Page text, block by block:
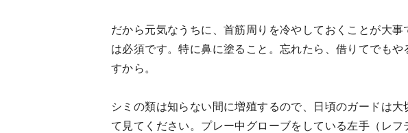
だから元気なうちに、首筋周りを冷やしておくことが大
は必須です。特に鼻に塗ること。忘れたら、借りてでも
すから。
シミの類は知らない間に増殖するので、日頃のガードは
て見てください。プレー中グローブをしている左手（レ